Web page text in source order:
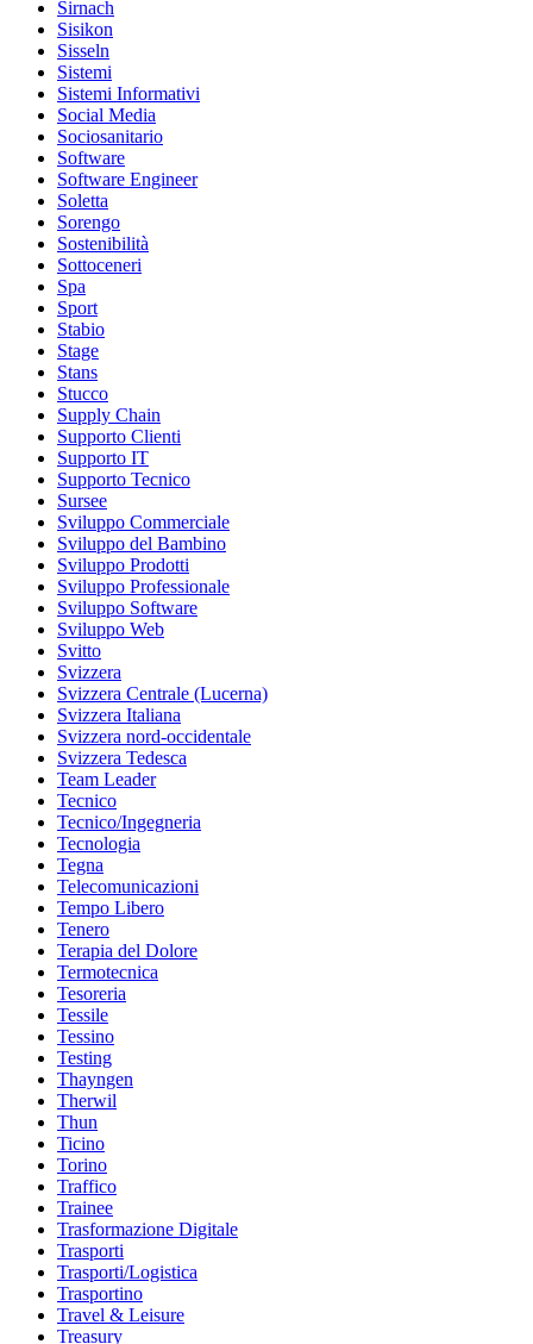
Sirnach
Sisikon
Sisseln
Sistemi
Sistemi Informativi
Social Media
Sociosanitario
Software
Software Engineer
Soletta
Sorengo
Sostenibilità
Sottoceneri
Spa
Sport
Stabio
Stage
Stans
Stucco
Supply Chain
Supporto Clienti
Supporto IT
Supporto Tecnico
Sursee
Sviluppo Commerciale
Sviluppo del Bambino
Sviluppo Prodotti
Sviluppo Professionale
Sviluppo Software
Sviluppo Web
Svitto
Svizzera
Svizzera Centrale (Lucerna)
Svizzera Italiana
Svizzera nord-occidentale
Svizzera Tedesca
Team Leader
Tecnico
Tecnico/Ingegneria
Tecnologia
Tegna
Telecomunicazioni
Tempo Libero
Tenero
Terapia del Dolore
Termotecnica
Tesoreria
Tessile
Tessino
Testing
Thayngen
Therwil
Thun
Ticino
Torino
Traffico
Trainee
Trasformazione Digitale
Trasporti
Trasporti/Logistica
Trasportino
Travel & Leisure
Treasury